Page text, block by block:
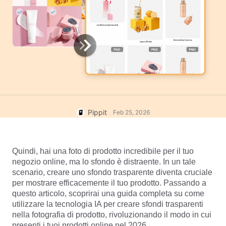
Modifica ora
professionali di prodotti in batch
per Shopify, TikTok Shop, Amazon
Account Utente
Gestione Asset
Pubblicazione e Analisi
Immagini di Prodotto
Soluzione Video One-Click
Incontra Pippit
per Video Promozionali
7 Idee per Poster Promozionali
Suggerimenti per il Business
Poster di Prodotti Alimentati
Suggerimenti per i Social
Media
Crea Foto di Copertina per
Facebook
Guida alla Pubblicità Video su
TikTok
Pippit Feb 25, 2026
Quindi, hai una foto di prodotto incredibile per il tuo
negozio online, ma lo sfondo è distraente. In un tale
scenario, creare uno sfondo trasparente diventa cruciale
per mostrare efficacemente il tuo prodotto. Passando a
questo articolo, scoprirai una guida completa su come
utilizzare la tecnologia IA per creare sfondi trasparenti
nella fotografia di prodotto, rivoluzionando il modo in cui